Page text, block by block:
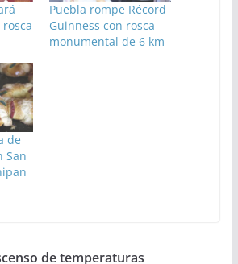
Puebla rompe Récord
Guinness con rosca
monumental de 6 km
de
San
de temperaturas